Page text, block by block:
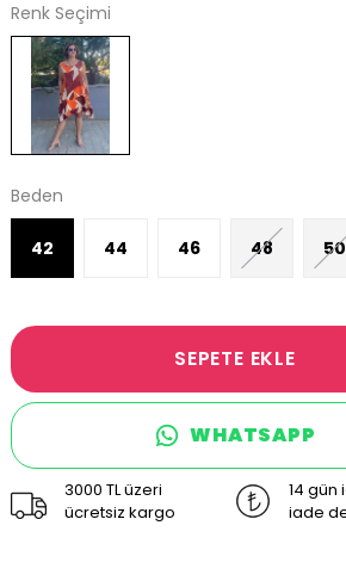
Renk Seçimi
Beden
42 44 46 48 50
SEPETE EKLE
WHATSAPP
3000 TL üzeri
ücretsiz kargo
14 gün
iade